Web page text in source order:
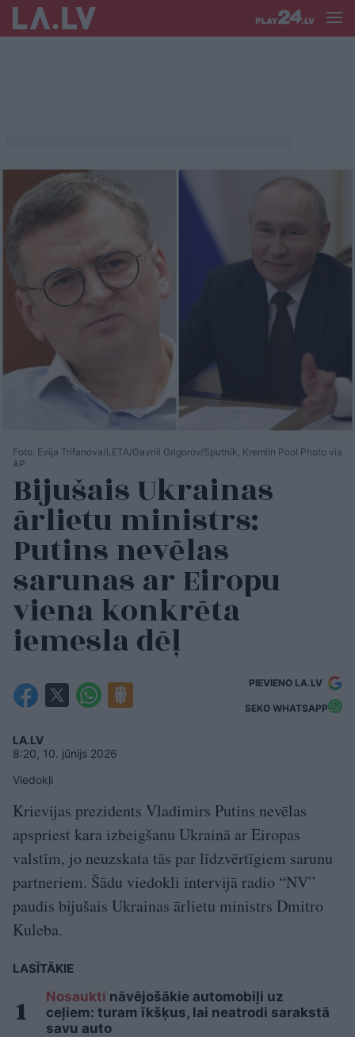
Foto: Evija Trifanova/LETA/Gavriil Grigorov/Sputnik, Kremlin Pool Photo via
AP
Bijušais Ukrainas
ārlietu ministrs:
Putins nevēlas
sarunas ar Eiropu
viena konkrēta
iemesla dēļ
PIEVIENO LA.LV
SEKO WHATSAPP
LA.LV
8:20, 10. jūnijs 2026
Viedokļi
Krievijas prezidents Vladimirs Putins nevēlas
apspriest kara izbeigšanu Ukrainā ar Eiropas
valstīm, jo neuzskata tās par līdzvērtīgiem sarunu
partneriem. Šādu viedokli intervijā radio “NV”
paudis bijušais Ukrainas ārlietu ministrs Dmitro
Kuleba.
LASĪTĀKIE
Nosaukti nāvējošākie automobiļi uz
ceļiem: turam īkšķus, lai neatrodi sarakstā
savu auto